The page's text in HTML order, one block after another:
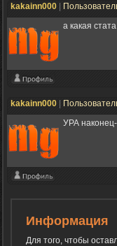
kakainn000
а какая
kakainn000
УРА
Информация
Для того, чтобы